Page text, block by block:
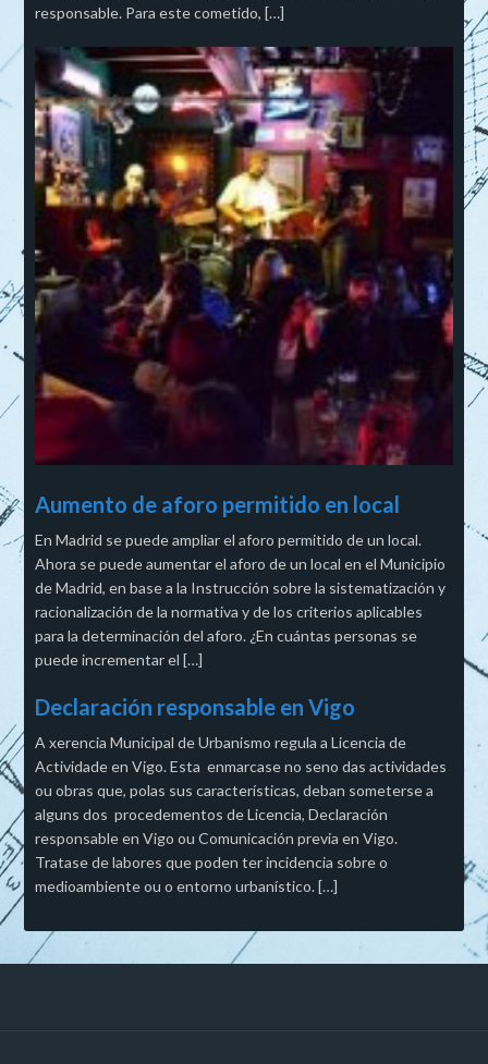
responsable. Para este cometido, […]
Aumento de aforo permitido en local
En Madrid se puede ampliar el aforo permitido de un local.
Ahora se puede aumentar el aforo de un local en el Municipio
de Madrid, en base a la Instrucción sobre la sistematización y
racionalización de la normativa y de los criterios aplicables
para la determinación del aforo. ¿En cuántas personas se
puede incrementar el […]
Declaración responsable en Vigo
A xerencia Municipal de Urbanismo regula a Licencia de
Actividade en Vigo. Esta enmarcase no seno das actividades
ou obras que, polas sus características, deban someterse a
alguns dos procedementos de Licencia, Declaración
responsable en Vigo ou Comunicación previa en Vigo.
Tratase de labores que poden ter incidencia sobre o
medioambiente ou o entorno urbanístico. […]